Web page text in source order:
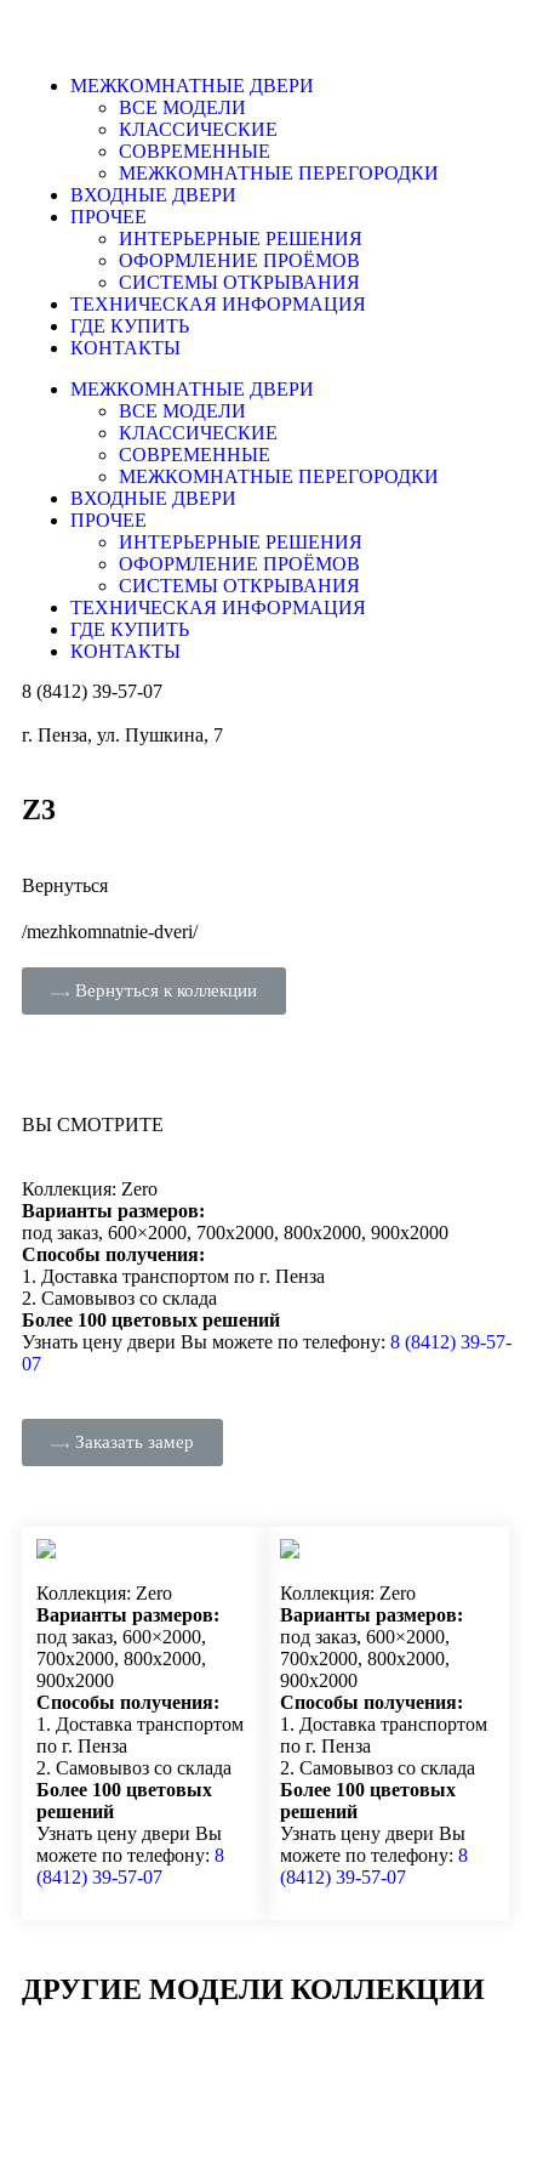
МЕЖКОМНАТНЫЕ ДВЕРИ
ВСЕ МОДЕЛИ
КЛАССИЧЕСКИЕ
СОВРЕМЕННЫЕ
МЕЖКОМНАТНЫЕ ПЕРЕГОРОДКИ
ВХОДНЫЕ ДВЕРИ
ПРОЧЕЕ
ИНТЕРЬЕРНЫЕ РЕШЕНИЯ
ОФОРМЛЕНИЕ ПРОЁМОВ
СИСТЕМЫ ОТКРЫВАНИЯ
ТЕХНИЧЕСКАЯ ИНФОРМАЦИЯ
ГДЕ КУПИТЬ
КОНТАКТЫ
МЕЖКОМНАТНЫЕ ДВЕРИ
ВСЕ МОДЕЛИ
КЛАССИЧЕСКИЕ
СОВРЕМЕННЫЕ
МЕЖКОМНАТНЫЕ ПЕРЕГОРОДКИ
ВХОДНЫЕ ДВЕРИ
ПРОЧЕЕ
ИНТЕРЬЕРНЫЕ РЕШЕНИЯ
ОФОРМЛЕНИЕ ПРОЁМОВ
СИСТЕМЫ ОТКРЫВАНИЯ
ТЕХНИЧЕСКАЯ ИНФОРМАЦИЯ
ГДЕ КУПИТЬ
КОНТАКТЫ
8 (8412) 39-57-07
г. Пенза, ул. Пушкина, 7
Z3
Вернуться
/mezhkomnatnie-dveri/
Вернуться к коллекции
ВЫ СМОТРИТЕ
Коллекция: Zero
Варианты размеров:
под заказ, 600×2000, 700х2000, 800х2000, 900х2000
Способы получения:
1. Доставка транспортом по г. Пенза
2. Самовывоз со склада
Более 100 цветовых решений
Узнать цену двери Вы можете по телефону: 8 (8412) 39-57-
07
Заказать замер
Коллекция: Zero
Варианты размеров:
под заказ, 600×2000,
700х2000, 800х2000,
900х2000
Способы получения:
1. Доставка транспортом
по г. Пенза
2. Самовывоз со склада
Более 100 цветовых
решений
Узнать цену двери Вы
можете по телефону: 8
(8412) 39-57-07
Коллекция: Zero
Варианты размеров:
под заказ, 600×2000,
700х2000, 800х2000,
900х2000
Способы получения:
1. Доставка транспортом
по г. Пенза
2. Самовывоз со склада
Более 100 цветовых
решений
Узнать цену двери Вы
можете по телефону: 8
(8412) 39-57-07
ДРУГИЕ МОДЕЛИ КОЛЛЕКЦИИ